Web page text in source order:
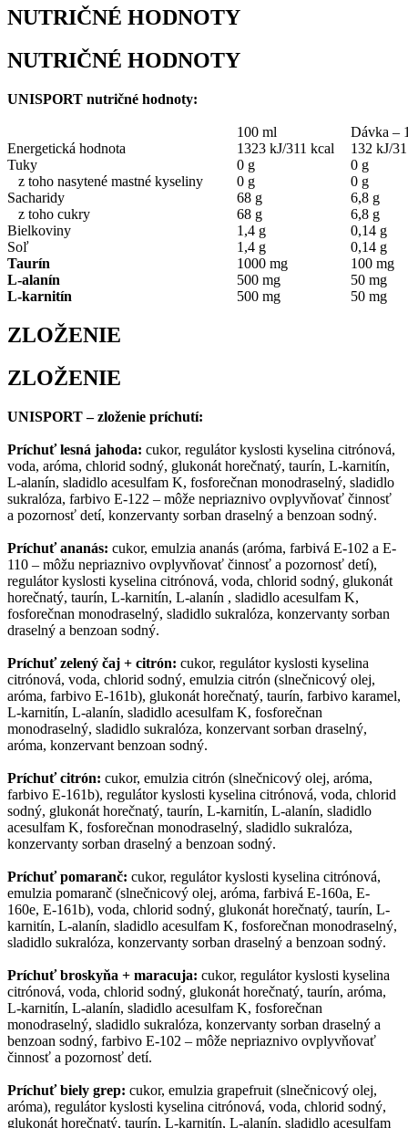
NUTRIČNÉ HODNOTY
NUTRIČNÉ HODNOTY
UNISPORT nutričné hodnoty:
100 ml
Dávka –
Energetická hodnota
1323 kJ/311 kcal
132 kJ/
Tuky
0 g
0 g
z toho nasytené mastné kyseliny
0 g
0 g
Sacharidy
68 g
6,8 g
z toho cukry
68 g
6,8 g
Bielkoviny
1,4 g
0,14 g
Soľ
1,4 g
0,14 g
Taurín
1000 mg
100 mg
L-alanín
500 mg
50 mg
L-karnitín
500 mg 50 mg
ZLOŽENIE
ZLOŽENIE
UNISPORT – zloženie príchutí:
Príchuť lesná jahoda: cukor, regulátor kyslosti kyselina citrónová,
voda, aróma, chlorid sodný, glukonát horečnatý, taurín, L-karnitín,
L-alanín, sladidlo acesulfam K, fosforečnan monodraselný, sladidlo
sukralóza, farbivo E-122 – môže nepriaznivo ovplyvňovať činnosť
a pozornosť detí, konzervanty sorban draselný a benzoan sodný.
Príchuť ananás: cukor, emulzia ananás (aróma, farbivá E-102 a E-
110 – môžu nepriaznivo ovplyvňovať činnosť a pozornosť detí),
regulátor kyslosti kyselina citrónová, voda, chlorid sodný, glukonát
horečnatý, taurín, L-karnitín, L-alanín , sladidlo acesulfam K,
fosforečnan monodraselný, sladidlo sukralóza, konzervanty sorban
draselný a benzoan sodný.
Príchuť zelený čaj + citrón: cukor, regulátor kyslosti kyselina
citrónová, voda, chlorid sodný, emulzia citrón (slnečnicový olej,
aróma, farbivo E-161b), glukonát horečnatý, taurín, farbivo karamel,
L-karnitín, L-alanín, sladidlo acesulfam K, fosforečnan
monodraselný, sladidlo sukralóza, konzervant sorban draselný,
aróma, konzervant benzoan sodný.
Príchuť citrón: cukor, emulzia citrón (slnečnicový olej, aróma,
farbivo E-161b), regulátor kyslosti kyselina citrónová, voda, chlorid
sodný, glukonát horečnatý, taurín, L-karnitín, L-alanín, sladidlo
acesulfam K, fosforečnan monodraselný, sladidlo sukralóza,
konzervanty sorban draselný a benzoan sodný.
Príchuť pomaranč: cukor, regulátor kyslosti kyselina citrónová,
emulzia pomaranč (slnečnicový olej, aróma, farbivá E-160a, E-
160e, E-161b), voda, chlorid sodný, glukonát horečnatý, taurín, L-
karnitín, L-alanín, sladidlo acesulfam K, fosforečnan monodraselný,
sladidlo sukralóza, konzervanty sorban draselný a benzoan sodný.
Príchuť broskyňa + maracuja: cukor, regulátor kyslosti kyselina
citrónová, voda, chlorid sodný, glukonát horečnatý, taurín, aróma,
L-karnitín, L-alanín, sladidlo acesulfam K, fosforečnan
monodraselný, sladidlo sukralóza, konzervanty sorban draselný a
benzoan sodný, farbivo E-102 – môže nepriaznivo ovplyvňovať
činnosť a pozornosť detí.
Príchuť biely grep: cukor, emulzia grapefruit (slnečnicový olej,
aróma), regulátor kyslosti kyselina citrónová, voda, chlorid sodný,
glukonát horečnatý, taurín, L-karnitín, L-alanín, sladidlo acesulfam